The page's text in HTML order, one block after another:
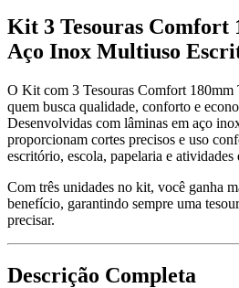
Kit 3 Tesouras Comfort
Aço Inox Multiuso
O Kit com 3 Tesouras Comfort 180mm
quem busca qualidade, conforto e
Desenvolvidas com lâminas em aço
proporcionam cortes precisos e uso
escritório, escola, papelaria e atividades
Com três unidades no kit, você ganha
benefício, garantindo sempre uma
precisar.
Descrição Completa